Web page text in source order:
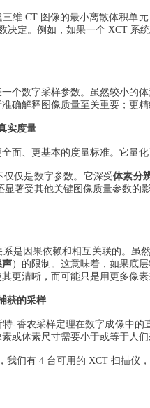
维 CT 图像的最小离散体积单
决定。例如，如果一个 XCT 系
个数字采样参数。虽然较小的
确解释图像质量至关重要；更
实度量
面、更基本的度量标准。它量
仅仅是数字参数。它深受体素分
著受其他关键图像质量参数的
是因果依赖和相互关联的。虽
声）的限制。这意味着，如果底
更清晰，而可能只是用更多像素
获的采样
-香农采样定理在数字成像中
或体素尺寸需要小于或等于人
我们有 4 台可用的 XCT 扫描仪